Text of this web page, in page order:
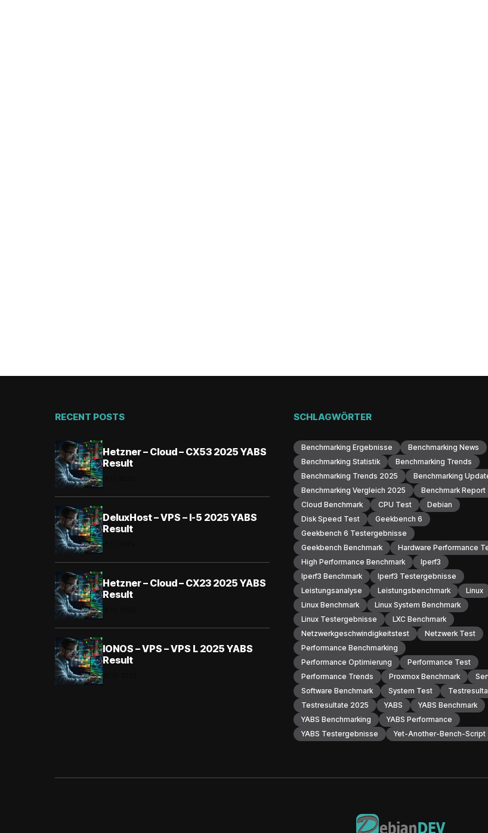
RECENT POSTS
Hetzner – Cloud – CX53 2025 YABS
Result
DeluxHost – VPS – I-5 2025 YABS
Result
Hetzner – Cloud – CX23 2025 YABS
Result
IONOS – VPS – VPS L 2025 YABS
Result
SCHLAGWÖRTER
Benchmarking Ergebnisse
Benchmarking News
Benchmarking Statistik
Benchmarking Trends
Benchmarking Trends 2025
Benchmarking
Benchmarking Vergleich 2025
Benchmark Report
Cloud Benchmark
CPU Test
Debian
Disk Speed Test
Geekbench 6
Geekbench 6 Testergebnisse
Geekbench Benchmark
Hardware Performance
High Performance Benchmark
Iperf3
Iperf3 Benchmark
Iperf3 Testergebnisse
Leistungsanalyse
Leistungsbenchmark
Linux
Linux Benchmark
Linux System Benchmark
Linux Testergebnisse
LXC Benchmark
Netzwerkgeschwindigkeitstest
Netzwerk Test
Performance Benchmarking
Performance Optimierung
Performance Test
Performance Trends
Proxmox Benchmark
Software Benchmark
System Test
Testresultate 2025
YABS
YABS Benchmark
YABS Benchmarking
YABS Performance
YABS Testergebnisse
Yet-Another-Bench-Script